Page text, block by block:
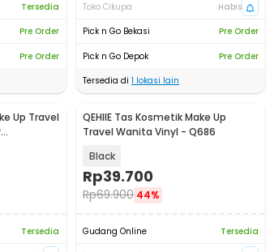
Tersedia
Pre Order
Pre Order
Toko Cikupa
Habis
Pick n Go Bekasi
Pre Order
Pick n Go Depok
Pre Order
Tersedia di 1 lokasi lain
Up Travel
Tersedia
QEHIIE Tas Kosmetik Make Up
Travel Wanita Vinyl - Q686
Black
Rp39.700
Rp69.900 44%
Gudang Online
Tersedia